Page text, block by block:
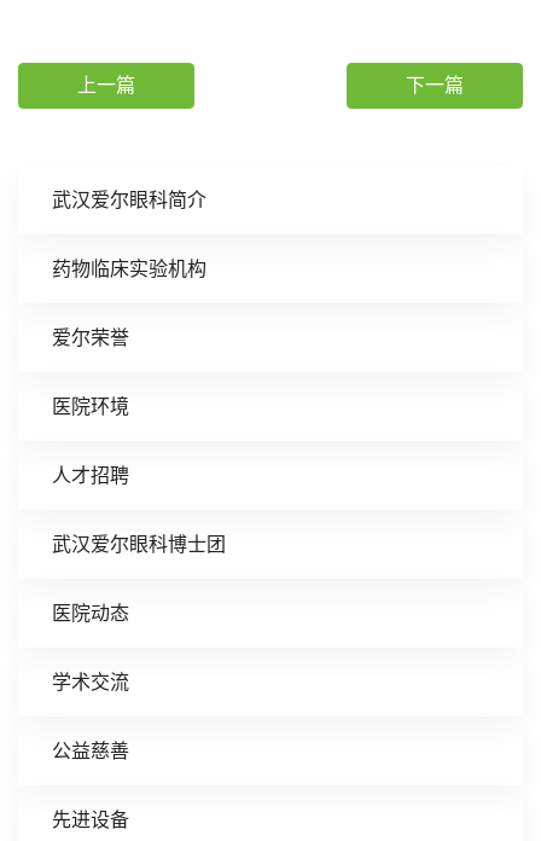
武汉爱尔眼科简介
药物临床实验机构
爱尔荣誉
医院环境
人才招聘
武汉爱尔眼科博士团
医院动态
学术交流
公益慈善
先进设备
上一篇 下一篇